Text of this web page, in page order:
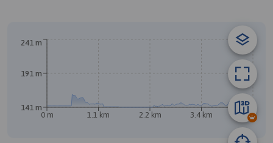
B
0 m 1.1 km 2.2 km 3.4 km 4.5 km
141 m
191 m
241 m